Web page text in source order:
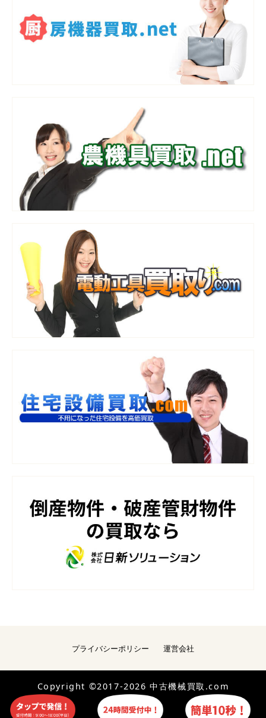
プライバシーポリシー 運営会社
Copyright ©2017-2026 中古機械買取.com